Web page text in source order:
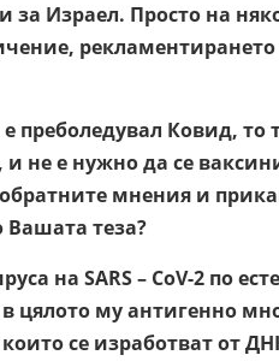
за Израел. Просто на
преболедувал Ковид, то
не е нужно да се
мнения и
Вашата теза?
на SARS – CoV-2 по
цялото му антигенно
се изработват от